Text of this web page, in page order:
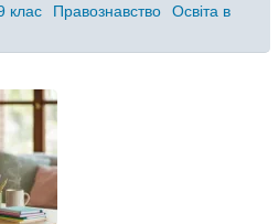
клас Правознавство
Освіта в